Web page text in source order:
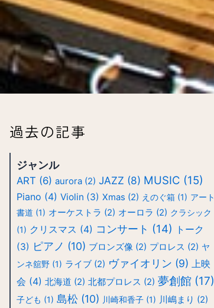
過去の記事
ジャンル
ART (6) aurora (2) JAZZ (8) MUSIC (15)
Piano (4) Violin (3) Xmas (2) えのぐ箱 (1) アート
書道 (1) オーケストラ (2) オーロラ (2) クラシック
(1) クリスマス (4) コンサート (14)
トーク
(3) ピアノ (10) ブロンズ像 (2) プロレス (2) ヤ
ンネ舘野 (1) ライブ (2) ヴァイオリン (9) 上映
会 (4) 北海道 (2) 北都プロレス (2) 夢創館 (17)
子ども (1) 島松 (10) 川崎和香子 (1) 川嶋まり (2)